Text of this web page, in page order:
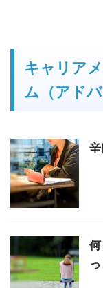
キャリア
ム（アド
っ